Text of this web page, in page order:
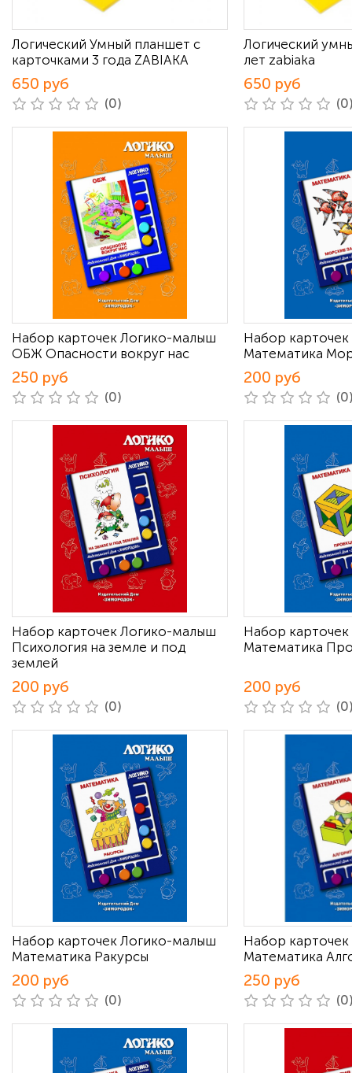
Логический Умный планшет с
карточками 3 года ZABIAKA
650 руб
(0)
Логический
лет zabiaka
650 руб
Набор карточек Логико-малыш
ОБЖ Опасности вокруг нас
250 руб
(0)
Набор
Математика
200 руб
Набор карточек Логико-малыш
Психология на земле и под
землей
200 руб
(0)
Набор
Математика
200 руб
Набор карточек Логико-малыш
Математика Ракурсы
200 руб
(0)
Набор
Математика
250 руб